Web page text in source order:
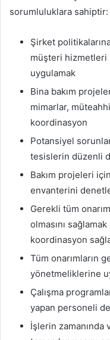
sorumluluklara sahiptir:
Şirket
müşteri hizmetleri
uygulamak
Bina bakım
mimarlar,
koordinasyon
Potansiyel
tesislerin düzenli
Bakım projeleri
envanterini
Gerekli tüm
olmasını
koordinasyon
Tüm onarımların
yönetmeliklerine
Çalışma
yapan personeli
İşlerin